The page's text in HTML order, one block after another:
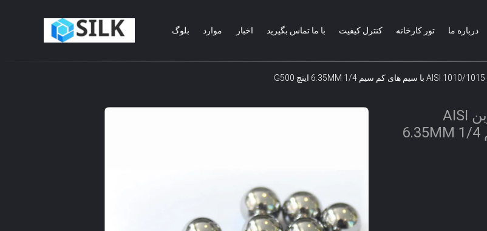
درباره ما تور کارخانه کنترل کیفیت با ما تماس بگیرید اخبار موارد بلوگ
توپ های سیمانی با فولاد کم کربن AISI
1010/1015 با سیم های کم سیم 6.35MM 1/4